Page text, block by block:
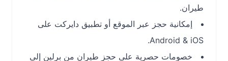
طيران.
إمكانية حجز عبر الموقع أو تطبيق دايركت على
Android & iOS.
خصومات حصرية على حجز طيران من برلين إلى